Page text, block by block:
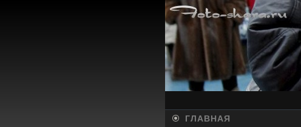
ГЛАВНАЯ